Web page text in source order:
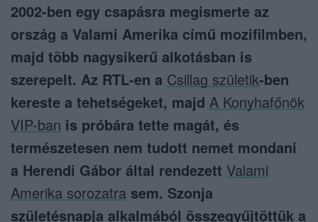
2002-ben egy csapásra megismerte az
ország a Valami Amerika című mozifilmben,
majd több nagysikerű alkotásban is
szerepelt. Az RTL-en a Csillag születik-ben
kereste a tehetségeket, majd A Konyhafőnök
VIP-ban is próbára tette magát, és
természetesen nem tudott nemet mondani
a Herendi Gábor által rendezett Valami
Amerika sorozatra sem. Szonja
születésnapja alkalmából összegyűjtöttük a